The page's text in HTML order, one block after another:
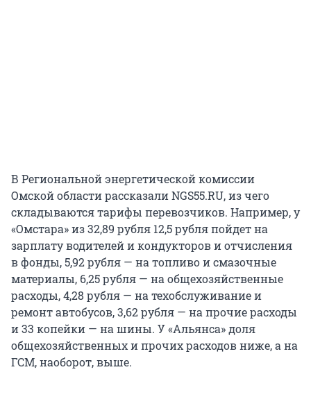
В Региональной энергетической комиссии
Омской области рассказали NGS55.RU, из чего
складываются тарифы перевозчиков. Например, у
«Омстара» из 32,89 рубля 12,5 рубля пойдет на
зарплату водителей и кондукторов и отчисления
в фонды, 5,92 рубля — на топливо и смазочные
материалы, 6,25 рубля — на общехозяйственные
расходы, 4,28 рубля — на техобслуживание и
ремонт автобусов, 3,62 рубля — на прочие расходы
и 33 копейки — на шины. У «Альянса» доля
общехозяйственных и прочих расходов ниже, а на
ГСМ, наоборот, выше.